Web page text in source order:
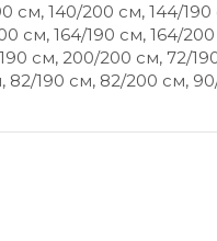
см, 140/200 см, 144/190
см, 164/190 см, 164/
см, 200/200 см, 72/
, 82/190 см, 82/200 см,